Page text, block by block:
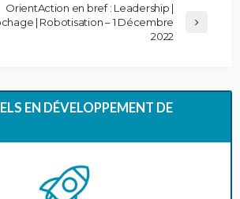
OrientAction en bref : Leadership |
| Robotisation – 1 Décembre
2022
EN DÉVELOPPEMENT DE